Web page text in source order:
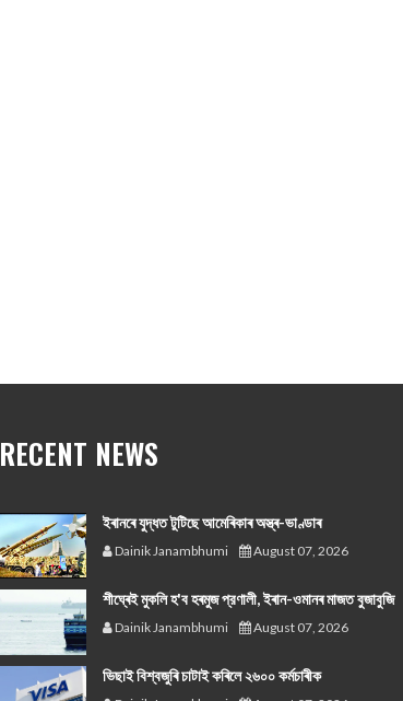
RECENT NEWS
ইৰানৰে যুদ্ধত টুটিছে আমেৰিকাৰ অস্ত্ৰ-ভাণ্ডাৰ
Dainik Janambhumi August 07, 2026
শীঘ্ৰেই মুকলি হ'ব হৰমুজ প্রণালী, ইৰান-ওমানৰ মাজত বুজাবুজি
Dainik Janambhumi August 07, 2026
ভিছাই বিশ্বজুৰি চাটাই কৰিলে ২৬০০ কৰ্মচাৰীক